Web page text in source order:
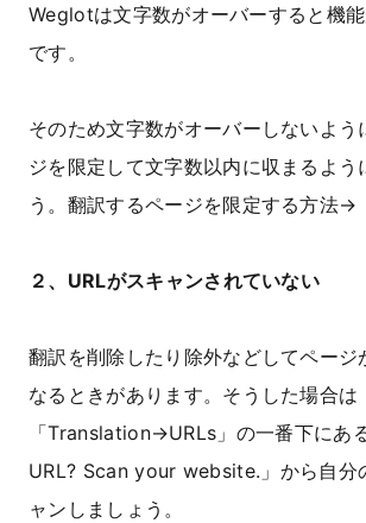
Weglotは文字数がオーバーすると機
です。
そのため文字数がオーバーしないよう
ジを限定して文字数以内に収まるよう
う。翻訳するページを限定する方法→
２、URLがスキャンされていない
翻訳を削除したり除外などしてページ
なるときがあります。そうした場合は
「Translation→URLs」の一番下にあ
URL? Scan your website.」から自分
ャンしましょう。